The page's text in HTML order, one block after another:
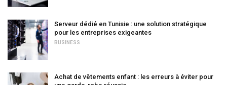
Serveur dédié en Tunisie : une solution stratégique
pour les entreprises exigeantes
BUSINESS
Achat de vêtements enfant : les erreurs à éviter pour